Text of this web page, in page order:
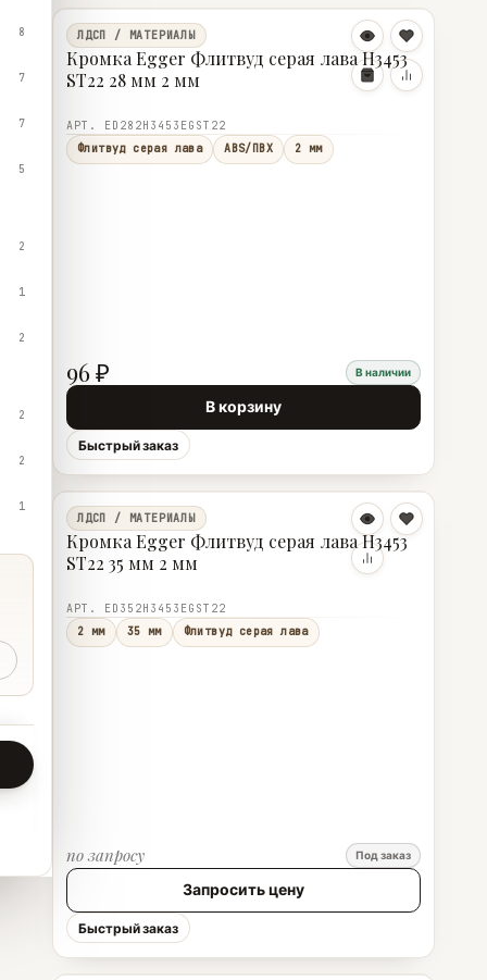
8
7
7
5
2
1
2
2
2
1
ЛДСП / МАТЕРИАЛЫ
Кромка Egger Флитвуд серая лава H3453
ST22 28 мм 2 мм
АРТ. ED282H3453EGST22
Флитвуд серая лава
ABS/ПВХ 2 мм
96 ₽ В наличии
В корзину
Быстрый заказ
ЛДСП / МАТЕРИАЛЫ
Кромка Egger Флитвуд серая лава H3453
ST22 35 мм 2 мм
АРТ. ED352H3453EGST22
2 мм
35 мм Флитвуд серая лава
по запросу Под заказ
Запросить цену
Быстрый заказ